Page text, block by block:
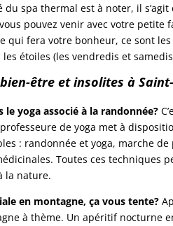
spa thermal est à noter, il
pouvez venir avec votre petite
qui fera votre bonheur, ce sont
les étoiles (les vendredis et
être et insolites à
le yoga associé à la randonnée?
de yoga met à
: randonnée et yoga, marche
Toutes ces techniques
la nature.
en montagne, ça vous tente?
à thème. Un apéritif nocturne